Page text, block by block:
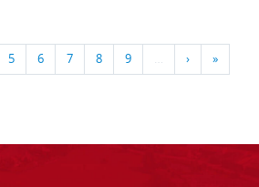
5 6 7 8 9 … › »